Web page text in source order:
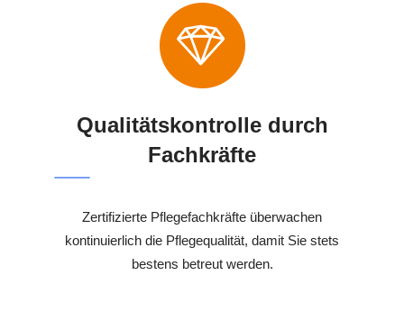
Qualitätskontrolle durch
Fachkräfte
Zertifizierte Pflegefachkräfte überwachen
kontinuierlich die Pflegequalität, damit Sie stets
bestens betreut werden.